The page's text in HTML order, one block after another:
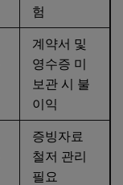
험
계약서 및
영수증 미
보관 시 불
이익
증빙자료
철저 관리
필요